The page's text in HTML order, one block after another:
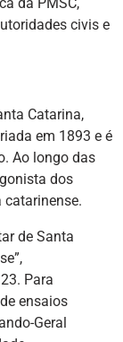
civis e
Catarina,
em 1893 e é
Ao longo das
dos